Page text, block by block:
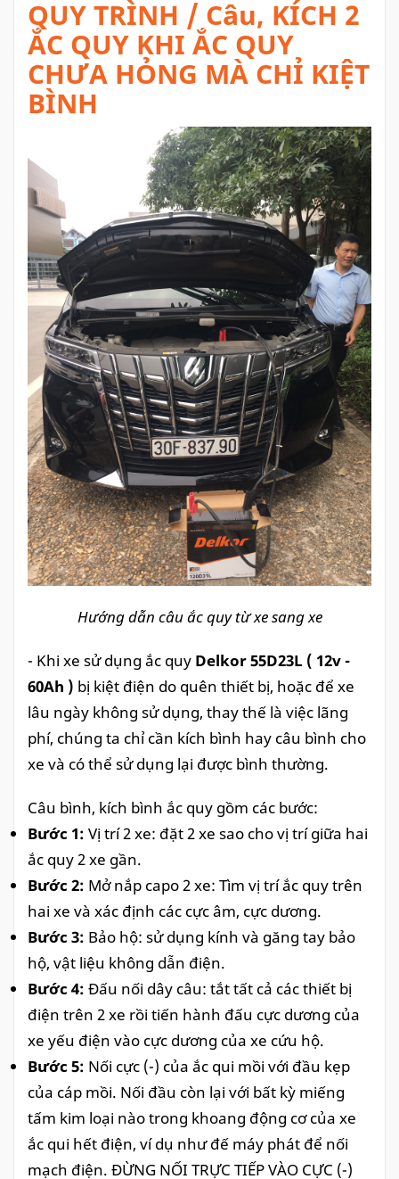
QUY TRÌNH / Câu, KÍCH 2
ẮC QUY KHI ẮC QUY
CHƯA HỎNG MÀ CHỈ KIỆT
BÌNH
Hướng dẫn câu ắc quy từ xe sang xe
- Khi xe sử dụng ắc quy Delkor 55D23L ( 12v -
60Ah ) bị kiệt điện do quên thiết bị, hoặc để xe
lâu ngày không sử dụng, thay thế là việc lãng
phí, chúng ta chỉ cần kích bình hay câu bình cho
xe và có thể sử dụng lại được bình thường.
Câu bình, kích bình ắc quy gồm các bước:
Bước 1: Vị trí 2 xe: đặt 2 xe sao cho vị trí giữa hai
ắc quy 2 xe gần.
Bước 2: Mở nắp capo 2 xe: Tìm vị trí ắc quy trên
hai xe và xác định các cực âm, cực dương.
Bước 3: Bảo hộ: sử dụng kính và găng tay bảo
hộ, vật liệu không dẫn điện.
Bước 4: Đấu nối dây câu: tắt tất cả các thiết bị
điện trên 2 xe rồi tiến hành đấu cực dương của
xe yếu điện vào cực dương của xe cứu hộ.
Bước 5: Nối cực (-) của ắc qui mồi với đầu kẹp
của cáp mồi. Nối đầu còn lại với bất kỳ miếng
tấm kim loại nào trong khoang động cơ của xe
ắc qui hết điện, ví dụ như đế máy phát để nối
mạch điện. ĐỪNG NỐI TRỰC TIẾP VÀO CỰC (-)